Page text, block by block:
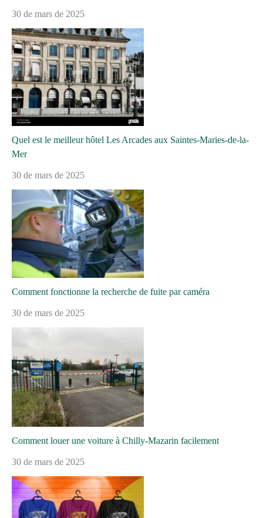
30 de mars de 2025
Quel est le meilleur hôtel Les Arcades aux Saintes-Maries-de-la-
Mer
30 de mars de 2025
Comment fonctionne la recherche de fuite par caméra
30 de mars de 2025
Comment louer une voiture à Chilly-Mazarin facilement
30 de mars de 2025